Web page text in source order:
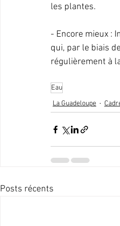
les plantes.
- Encore mieux :
qui, par le biais
régulièrement à
Eau
La Guadeloupe
Posts récents